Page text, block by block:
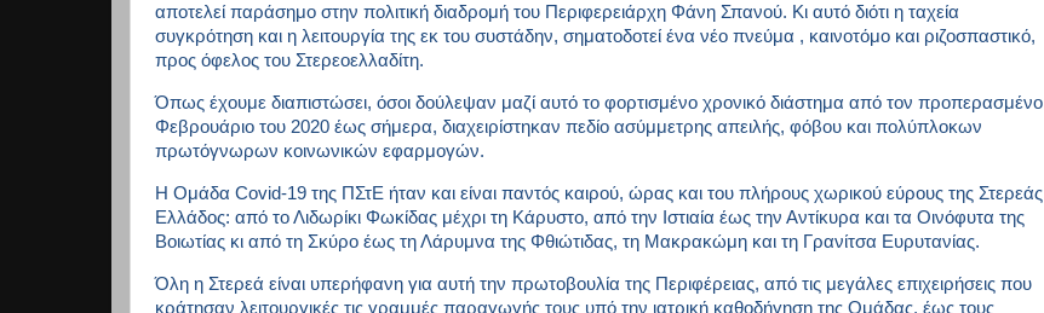
αποτελεί παράσημο στην πολιτική διαδρομή του Περιφερειάρχη Φάνη Σπανού. Κι αυτό διότι η ταχεία
συγκρότηση και η λειτουργία της εκ του συστάδην, σηματοδοτεί ένα νέο πνεύμα , καινοτόμο και ριζοσπαστικό,
προς όφελος του Στερεοελλαδίτη.
Όπως έχουμε διαπιστώσει, όσοι δούλεψαν μαζί αυτό το φορτισμένο χρονικό διάστημα από τον προπερασμένο
Φεβρουάριο του 2020 έως σήμερα, διαχειρίστηκαν πεδίο ασύμμετρης απειλής, φόβου και πολύπλοκων
πρωτόγνωρων κοινωνικών εφαρμογών.
H Ομάδα Covid-19 της ΠΣτΕ ήταν και είναι παντός καιρού, ώρας και του πλήρους χωρικού εύρους της Στερεάς
Ελλάδος: από το Λιδωρίκι Φωκίδας μέχρι τη Κάρυστο, από την Ιστιαία έως την Αντίκυρα και τα Οινόφυτα της
Βοιωτίας κι από τη Σκύρο έως τη Λάρυμνα της Φθιώτιδας, τη Μακρακώμη και τη Γρανίτσα Ευρυτανίας.
Όλη η Στερεά είναι υπερήφανη για αυτή την πρωτοβουλία της Περιφέρειας, από τις μεγάλες επιχειρήσεις που
κράτησαν λειτουργικές τις γραμμές παραγωγής τους υπό την ιατρική καθοδήγηση της Ομάδας, έως τους